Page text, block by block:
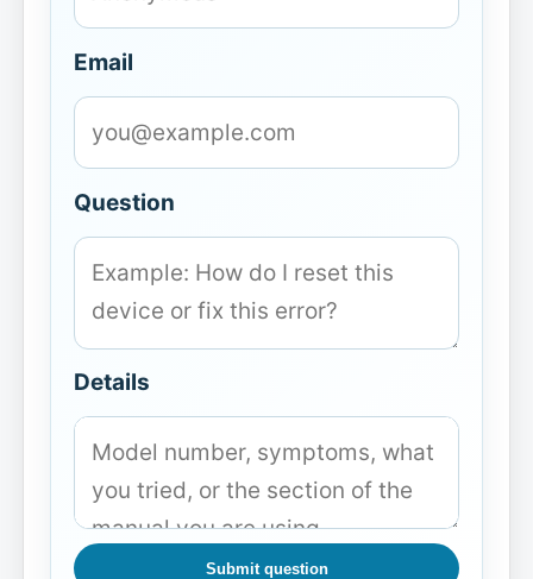
Email
Question
Details
Submit question